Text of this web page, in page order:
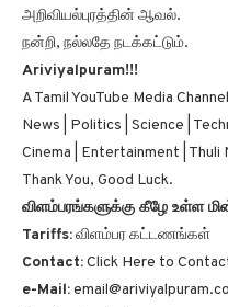
அறிவியல்புரத்தின் ஆவல்.
நன்றி, நல்லதே நடக்கட்டும்.
Ariviyalpuram!!!
A Tamil YouTube Media
News | Politics | Science |
Cinema | Entertainment | Thuli
Thank You, Good Luck.
விளம்பரங்களுக்கு கீழே உள்ள
Tariffs:விளம்பர கட்டணங்கள்
Contact:Click Here to
e-Mail: